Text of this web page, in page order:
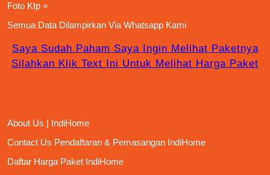
Foto Ktp =
Semua Data Dilampirkan Via Whatsapp Kami
Saya Sudah Paham Saya Ingin Melihat Paketnya
Silahkan Klik Text Ini Untuk Melihat Harga Paket
About Us | IndiHome
Contact Us Pendaftaran & Pemasangan IndiHome
Daftar Harga Paket IndiHome